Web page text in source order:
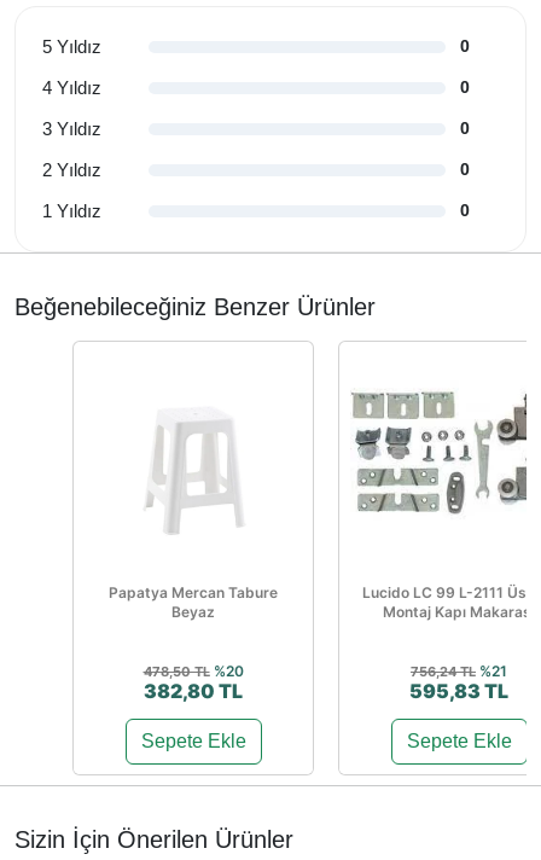
5 Yıldız 0
4 Yıldız 0
3 Yıldız 0
2 Yıldız 0
1 Yıldız 0
Beğenebileceğiniz Benzer Ürünler
Papatya Mercan Tabure
Beyaz
478,50 TL %20
382,80 TL
Sepete Ekle
Lucido LC 99 L-2111
Montaj Kapı Makarası
756,24 TL %21
595,83 TL
Sepete Ekle
Sizin İçin Önerilen Ürünler